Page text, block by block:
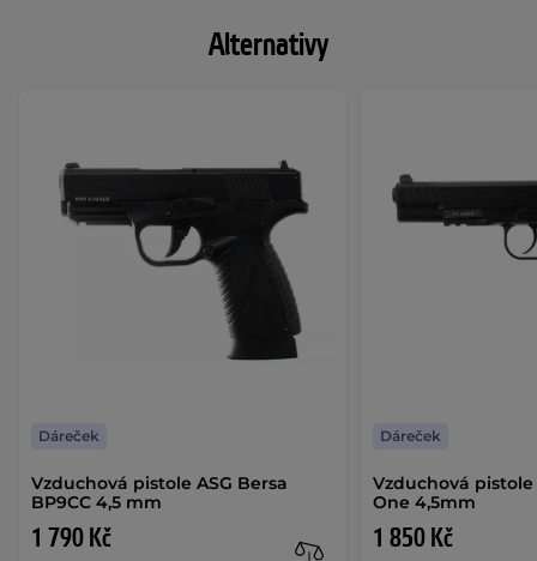
Alternativy
Vzduchová pistole ASG Bersa
BP9CC 4,5 mm
1 790 Kč
Dáreček
Vzduchová pistole
One 4,5mm
1 850 Kč
Dáreček